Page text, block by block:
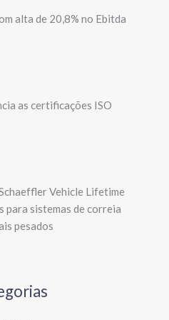
alta de 20,8% no Ebitda
as certificações ISO
Vehicle Lifetime
para sistemas de correia
pesados